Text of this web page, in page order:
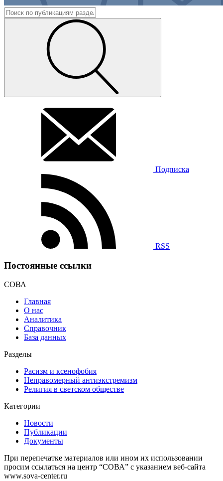
Подписка
RSS
Постоянные ссылки
СОВА
Главная
О нас
Аналитика
Справочник
База данных
Разделы
Расизм и ксенофобия
Неправомерный антиэкстремизм
Религия в светском обществе
Категории
Новости
Публикации
Документы
При перепечатке материалов или ином их использовании
просим ссылаться на центр “СОВА” с указанием веб-сайта
www.sova-center.ru